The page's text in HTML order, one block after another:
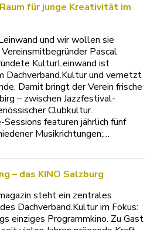
für junge Kreativität im
und wir wollen sie
Pascal
KulturLeinwand ist
Dachverband.Kultur und vernetzt
Damit bringt der Verein frische
– zwischen Jazzfestival-
Clubkultur.
featuren jährlich fünf
Musikrichtungen;…
– das KINO Salzburg
steht ein zentrales
Dachverband.Kultur im Fokus:
einziges Programmkino. Zu Gast